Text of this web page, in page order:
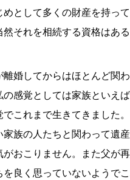
めとして多くの財産を持っ
然それを相続する資格はあ
離婚してからはほとんど関
の感覚としては家族といえ
でこれまで生きてきました
家族の人たちと関わって遺
がおこりません。また父が
を良く思っていないようで